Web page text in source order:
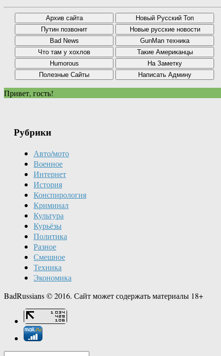
Привет, гость!
Рубрики
Авто/мото
Военное
Интернет
История
Конспирология
Криминал
Культура
Курьёзы
Политика
Разное
Смешное
Техника
Экономика
BadRussians © 2016. Сайт может содержать материалы 18+